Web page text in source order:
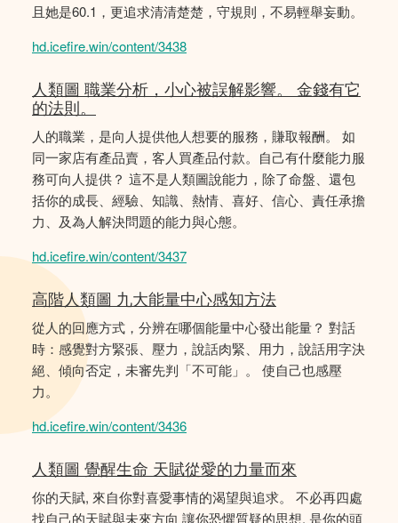
且她是60.1，更追求清清楚楚，守規則，不易輕舉妄動。
hd.icefire.win/content/3438
人類圖 職業分析，小心被誤解影響。 金錢有它
的法則。
人的職業，是向人提供他人想要的服務，賺取報酬。 如
同一家店有產品賣，客人買產品付款。自己有什麼能力服
務可向人提供？ 這不是人類圖說能力，除了命盤、還包
括你的成長、經驗、知識、熱情、喜好、信心、責任承擔
力、及為人解決問題的能力與心態。
hd.icefire.win/content/3437
高階人類圖 九大能量中心感知方法
從人的回應方式，分辨在哪個能量中心發出能量？ 對話
時：感覺對方緊張、壓力，說話肉緊、用力，說話用字決
絕、傾向否定，未審先判「不可能」。 使自己也感壓
力。
hd.icefire.win/content/3436
人類圖 覺醒生命 天賦從愛的力量而來
你的天賦, 來自你對喜愛事情的渴望與追求。 不必再四處
找自己的天賦與未來方向 讓你恐懼質疑的思想, 是你的頭